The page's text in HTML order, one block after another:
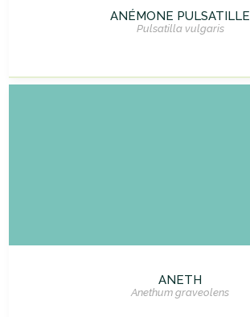
ANÉMONE PULSATILLE
Pulsatilla vulgaris
ANETH
Anethum graveolens